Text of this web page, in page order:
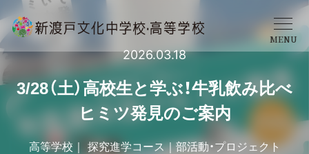
学校概要
中学校
MENU
2026.03.18
3/28（土）高校生と学ぶ！牛乳飲み比べ
ヒミツ発見のご案内
高等学校 探究進学コース 部活動・プロジェクト